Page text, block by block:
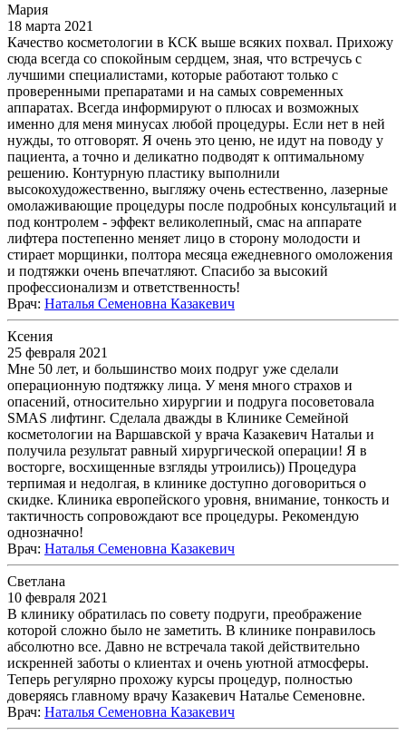
Мария
18 марта 2021
Качество косметологии в КСК выше всяких похвал. Прихожу
сюда всегда со спокойным сердцем, зная, что встречусь с
лучшими специалистами, которые работают только с
проверенными препаратами и на самых современных
аппаратах. Всегда информируют о плюсах и возможных
именно для меня минусах любой процедуры. Если нет в ней
нужды, то отговорят. Я очень это ценю, не идут на поводу у
пациента, а точно и деликатно подводят к оптимальному
решению. Контурную пластику выполнили
высокохудожественно, выгляжу очень естественно, лазерные
омолаживающие процедуры после подробных консультаций и
под контролем - эффект великолепный, смас на аппарате
лифтера постепенно меняет лицо в сторону молодости и
стирает морщинки, полтора месяца ежедневного омоложения
и подтяжки очень впечатляют. Спасибо за высокий
профессионализм и ответственность!
Врач: Наталья Семеновна Казакевич
Ксения
25 февраля 2021
Мне 50 лет, и большинство моих подруг уже сделали
операционную подтяжку лица. У меня много страхов и
опасений, относительно хирургии и подруга посоветовала
SMAS лифтинг. Сделала дважды в Клинике Семейной
косметологии на Варшавской у врача Казакевич Натальи и
получила результат равный хирургической операции! Я в
восторге, восхищенные взгляды утроились)) Процедура
терпимая и недолгая, в клинике доступно договориться о
скидке. Клиника европейского уровня, внимание, тонкость и
тактичность сопровождают все процедуры. Рекомендую
однозначно!
Врач: Наталья Семеновна Казакевич
Светлана
10 февраля 2021
В клинику обратилась по совету подруги, преображение
которой сложно было не заметить. В клинике понравилось
абсолютно все. Давно не встречала такой действительно
искренней заботы о клиентах и очень уютной атмосферы.
Теперь регулярно прохожу курсы процедур, полностью
доверяясь главному врачу Казакевич Наталье Семеновне.
Врач: Наталья Семеновна Казакевич